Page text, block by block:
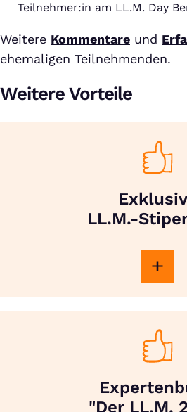
Teilnehmer:in am LL.M. Day
Weitere Kommentare und
ehemaligen Teilnehmenden.
Weitere Vorteile
LL.M.-
"Der LL.M.